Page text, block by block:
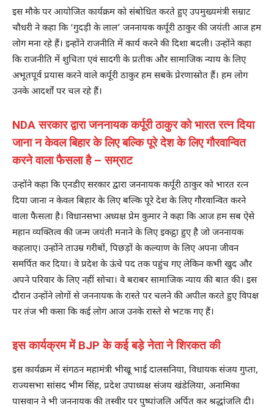
इस मौके पर आयोजित कार्यक्रम को संबोधित करते हुए उपमुख्यमंत्री सम्राट
चौधरी ने कहा कि ‘गुदड़ी के लाल’ जननायक कर्पूरी ठाकुर की जयंती आज हम
लोग मना रहे हैं। इन्होंने राजनीति में कार्य करने की दिशा बदली। ‎उन्होंने कहा
कि राजनीति में शुचिता एवं सादगी के प्रतीक और सामाजिक न्याय के लिए
अभूतपूर्व प्रयास करने वाले कर्पूरी ठाकुर हम सबके प्रेरणास्रोत हैं। हम लोग
उनके आदर्शों पर चल रहे हैं।
NDA सरकार द्वारा जननायक कर्पूरी ठाकुर को भारत रत्न दिया
जाना न केवल बिहार के लिए बल्कि पूरे देश के लिए गौरवान्वित
करने वाला फैसला है – सम्राट
उन्होंने कहा कि एनडीए सरकार द्वारा जननायक कर्पूरी ठाकुर को भारत रत्न
दिया जाना न केवल बिहार के लिए बल्कि पूरे देश के लिए गौरवान्वित करने
वाला फैसला है। ‎विधानसभा अध्यक्ष प्रेम कुमार ने कहा कि आज हम सब ऐसे
महान व्यक्तित्व की जन्म जयंती मनाने के लिए इकट्ठा हुए है जो जननायक
कहलाए। उन्होंने ताउम्र गरीबों, पिछड़ों के कल्याण के लिए अपना जीवन
समर्पित कर दिया। वे प्रदेश के ऊंचे पद तक पहुंच गए लेकिन कभी खुद और
अपने परिवार के लिए नहीं सोचा। वे बराबर सामाजिक न्याय की बात की। ‎इस
दौरान उन्होंने लोगों से जननायक के रास्ते पर चलने की अपील करते हुए विपक्ष
पर तंज भी कसा कि कई लोग आज उनके रास्ते से भटक गए हैं।
‎इस कार्यक्रम में BJP के कई बड़े नेता ने शिरकत की
‎इस कार्यक्रम में संगठन महामंत्री भीखू भाई दालसनिया, विधायक संजय गुप्ता,
राज्यसभा सांसद भीम सिंह, प्रदेश उपाध्यक्ष संजय खंडेलिया, अनामिका
पासवान ने भी जननायक की तस्वीर पर पुष्पांजलि अर्पित कर श्रद्धांजलि दी।